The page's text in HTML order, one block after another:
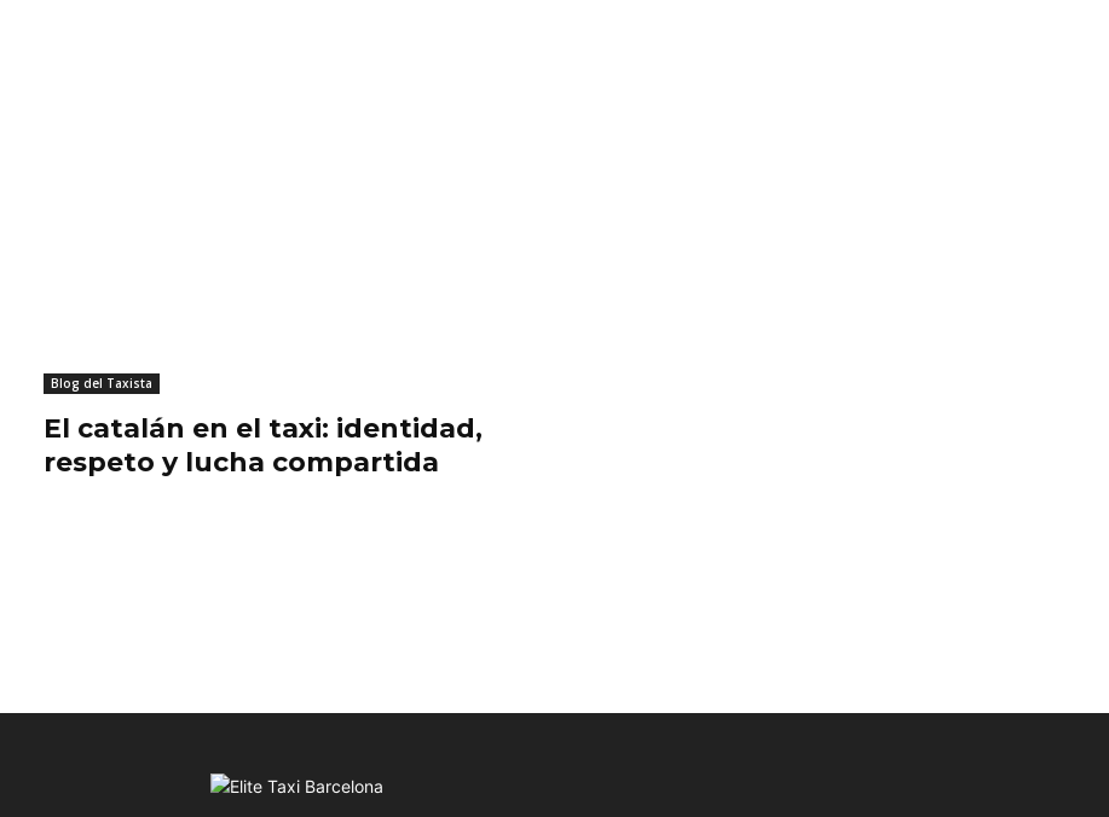
Blog del Taxista
El catalán en el taxi: identidad,
respeto y lucha compartida